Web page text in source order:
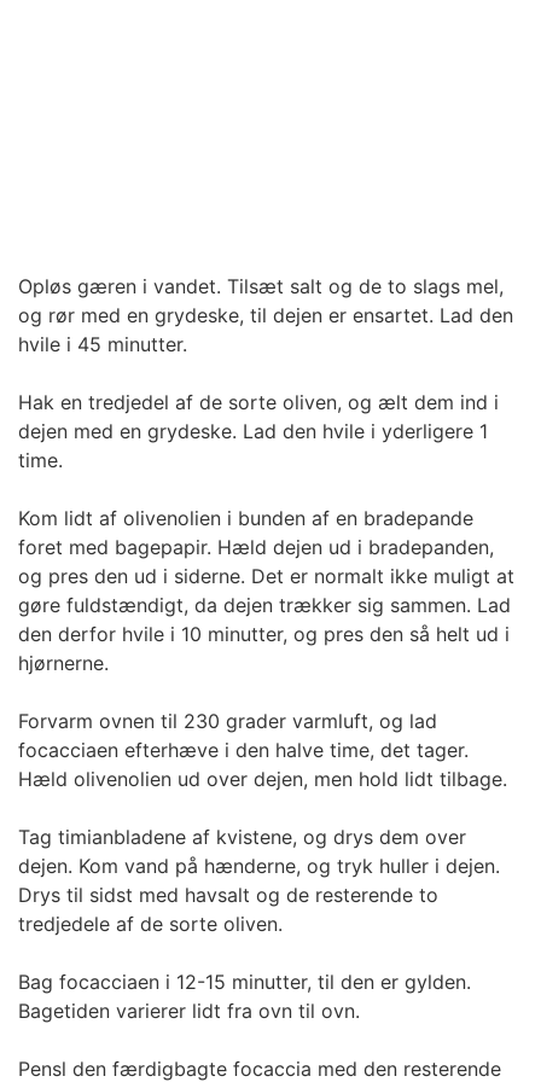
Opløs gæren i vandet. Tilsæt salt og de to slags mel,
og rør med en grydeske, til dejen er ensartet. Lad den
hvile i 45 minutter.
Hak en tredjedel af de sorte oliven, og ælt dem ind i
dejen med en grydeske. Lad den hvile i yderligere 1
time.
Kom lidt af olivenolien i bunden af en bradepande
foret med bagepapir. Hæld dejen ud i bradepanden,
og pres den ud i siderne. Det er normalt ikke muligt at
gøre fuldstændigt, da dejen trækker sig sammen. Lad
den derfor hvile i 10 minutter, og pres den så helt ud i
hjørnerne.
Forvarm ovnen til 230 grader varmluft, og lad
focacciaen efterhæve i den halve time, det tager.
Hæld olivenolien ud over dejen, men hold lidt tilbage.
Tag timianbladene af kvistene, og drys dem over
dejen. Kom vand på hænderne, og tryk huller i dejen.
Drys til sidst med havsalt og de resterende to
tredjedele af de sorte oliven.
Bag focacciaen i 12-15 minutter, til den er gylden.
Bagetiden varierer lidt fra ovn til ovn.
Pensl den færdigbagte focaccia med den resterende